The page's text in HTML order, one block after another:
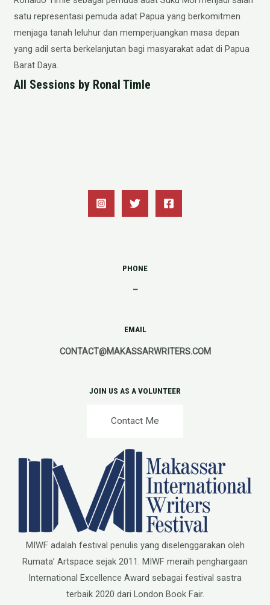
satu representasi pemuda adat Papua yang berkomitmen
menjaga tanah leluhur dan memperjuangkan masa depan
yang adil serta berkelanjutan bagi masyarakat adat di Papua
Barat Daya.
All Sessions by Ronal Timle
PHONE
–
EMAIL
CONTACT@MAKASSARWRITERS.COM
JOIN US AS A VOLUNTEER
Contact Me
MIWF adalah festival penulis yang diselenggarakan oleh
Rumata’ Artspace sejak 2011. MIWF meraih penghargaan
International Excellence Award sebagai festival sastra
terbaik 2020 dari London Book Fair.